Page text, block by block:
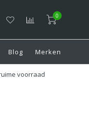
0
Blog Merken
voorraad